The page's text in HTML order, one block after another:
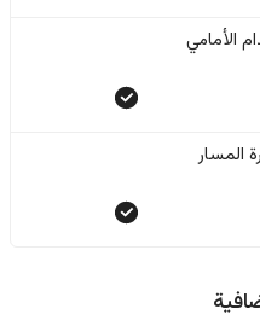
الأمامي
المسار